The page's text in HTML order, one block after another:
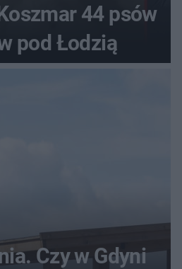
44 psów
pod Łodzią
Czy w Gdyni